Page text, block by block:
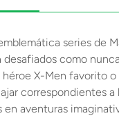
series de
desafiados como
X-Men favorito
correspondientes
en aventuras